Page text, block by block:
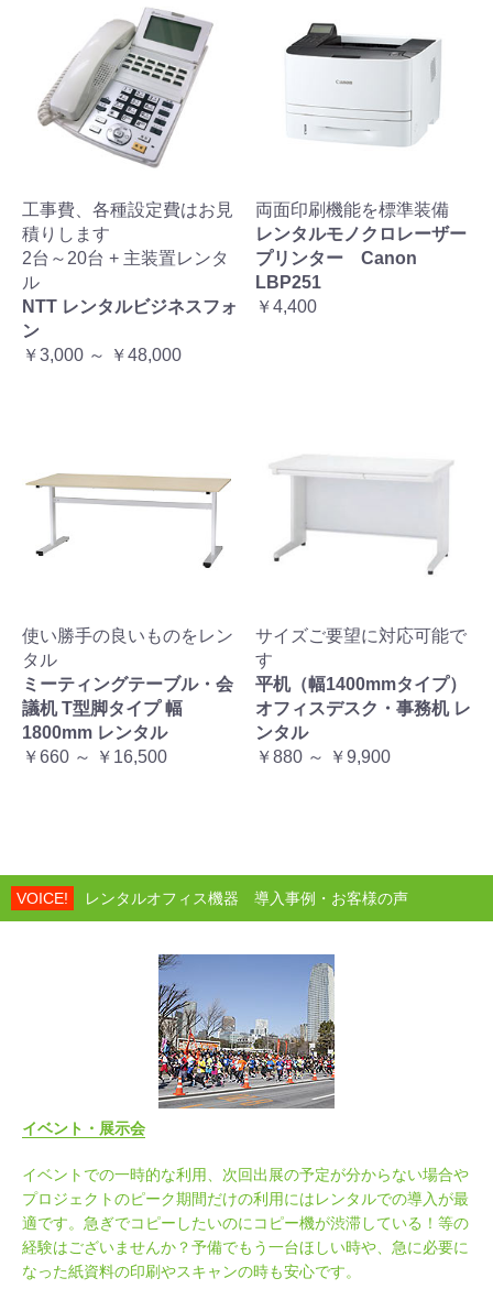
工事費、各種設定費はお見
積りします
2台～20台 + 主装置レンタ
ル
NTT レンタルビジネスフォ
ン
￥3,000 ～ ￥48,000
両面印刷機能を標準装備
レンタルモノクロレーザー
プリンター Canon
LBP251
￥4,400
使い勝手の良いものをレン
タル
ミーティングテーブル・会
議机 T型脚タイプ 幅
1800mm レンタル
￥660 ～ ￥16,500
サイズご要望に対応可能で
す
平机（幅1400mmタイプ）
オフィスデスク・事務机 レ
ンタル
￥880 ～ ￥9,900
VOICE! レンタルオフィス機器 導入事例・お客様の声
イベント・展示会
イベントでの一時的な利用、次回出展の予定が分からない場合や
プロジェクトのピーク期間だけの利用にはレンタルでの導入が最
適です。急ぎでコピーしたいのにコピー機が渋滞している！等の
経験はございませんか？予備でもう一台ほしい時や、急に必要に
なった紙資料の印刷やスキャンの時も安心です。